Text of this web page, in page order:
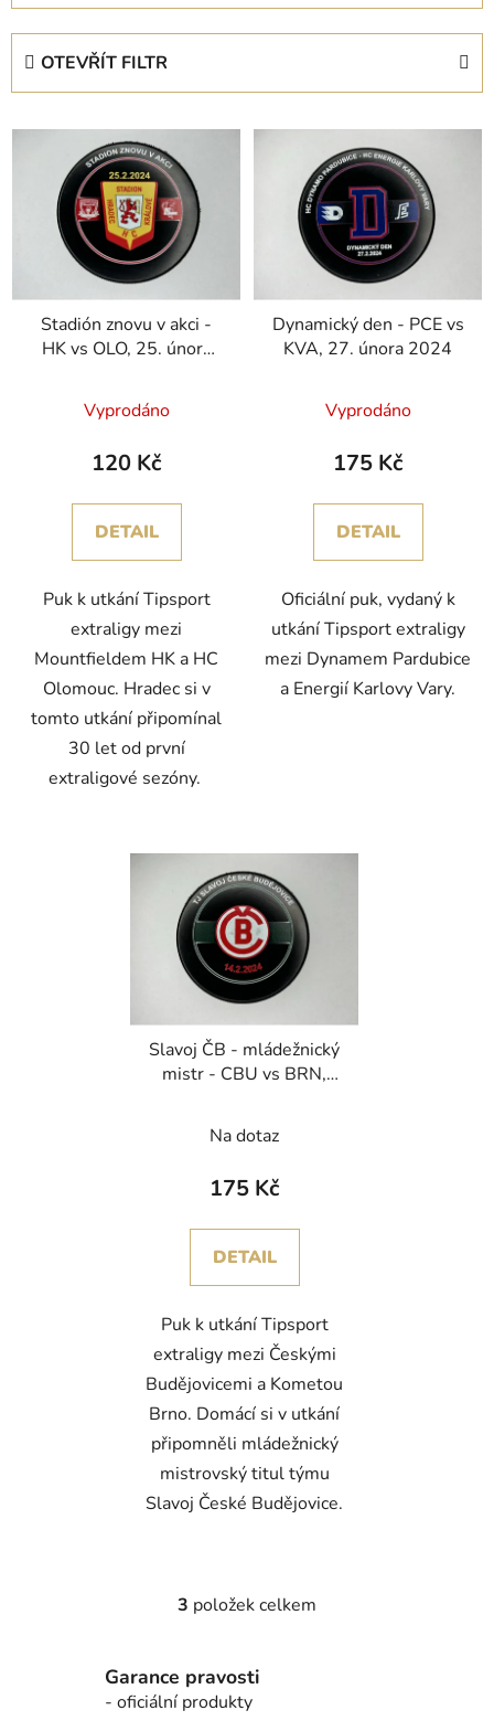
z
p
t
OTEVŘÍT FILTR
V
r
Stadión znovu v akci -
HK vs OLO, 25. února
Vyprodáno
120 Kč
DETAIL
Puk k utkání Tipsport
extraligy mezi
Mountfieldem HK a HC
Olomouc. Hradec si v
tomto utkání připomínal
30 let od první
extraligové sezóny.
Dynamický den - PCE vs
KVA, 27. února 2024
Vyprodáno
175 Kč
DETAIL
Oficiální puk, vydaný k
utkání Tipsport extraligy
mezi Dynamem Pardubice
a Energií Karlovy Vary.
Slavoj ČB - mládežnický
mistr - CBU vs BRN,
Na dotaz
175 Kč
DETAIL
Puk k utkání Tipsport
extraligy mezi Českými
Budějovicemi a Kometou
Brno. Domácí si v utkání
připomněli mládežnický
mistrovský titul týmu
Slavoj České Budějovice.
O
l
á
d
3 položek celkem
Garance pravosti
- oficiální produkty